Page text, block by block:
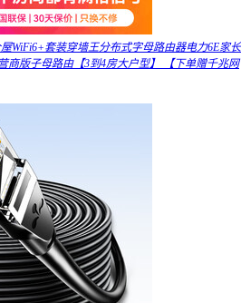
WiFi6+套装穿墙王分布式字母路由器电力6E家长
商版子母路由【3到4房大户型】 【下单赠千兆网